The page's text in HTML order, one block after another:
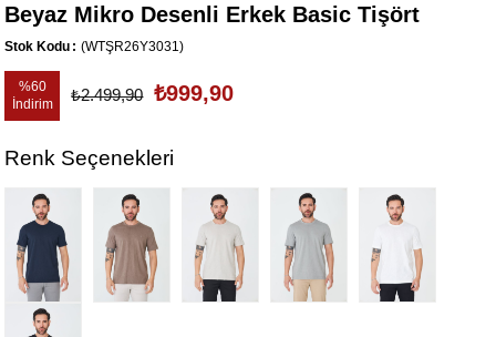
Beyaz Mikro Desenli Erkek Basic Tişört
Stok Kodu (WTŞR26Y3031)
%60
İndirim
₺2.499,90 ₺999,90
Renk Seçenekleri